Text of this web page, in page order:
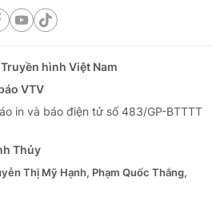
hình Việt Nam
VTV
in và báo điện tử số 483/GP-BTTTT
Thủy
Thị Mỹ Hạnh, Phạm Quốc Thắng,